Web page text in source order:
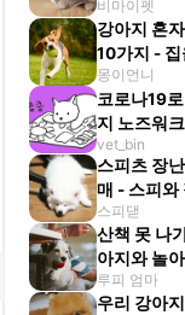
책 방법 총정
비마이펫
강아지 혼
10가지 - 집
추천해요
몽이언니
코로나19
지 노즈워
vet_bin
스피츠 장
매 - 스피와
회
스피댇
산책 못 나
아지와 놀
루피 엄마
우리 강아